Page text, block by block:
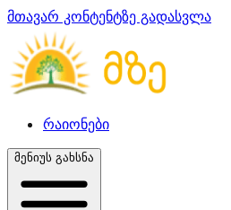
მთავარ კონტენტზე გადასვლა
რაიონები
მენიუს გახსნა